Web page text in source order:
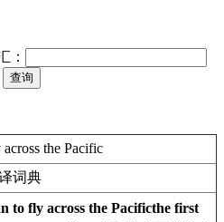
：
the Pacific
词典
to fly across the Pacificthe first